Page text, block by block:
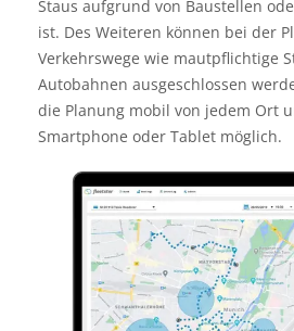
Staus aufgrund von Baustellen
ist. Des Weiteren können bei der
Verkehrswege wie mautpflichtige
Autobahnen ausgeschlossen
die Planung mobil von jedem Ort
Smartphone oder Tablet möglich.